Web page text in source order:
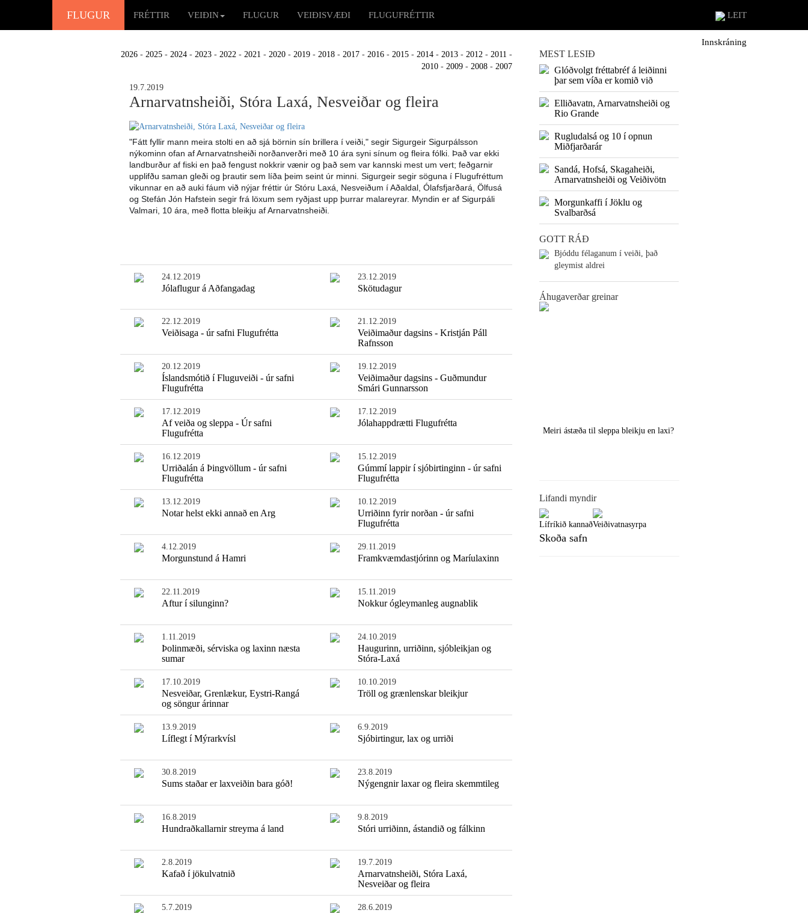
FLUGUR FRÉTTIR VEIÐIN FLUGUR VEIÐISVÆÐI FLUGUFRÉTTIR LEIT
Innskráning
2026 - 2025 - 2024 - 2023 - 2022 - 2021 - 2020 - 2019 - 2018 - 2017 - 2016 - 2015 - 2014 - 2013 - 2012 - 2011 -
2010 - 2009 - 2008 - 2007
19.7.2019
Arnarvatnsheiði, Stóra Laxá, Nesveiðar og fleira
"Fátt fyllir mann meira stolti en að sjá börnin sín brillera í veiði," segir Sigurgeir Sigurpálsson
nýkominn ofan af Arnarvatnsheiði norðanverðri með 10 ára syni sínum og fleira fólki. Það var ekki
landburður af fiski en það fengust nokkrir vænir og það sem var kannski mest um vert; feðgarnir
upplifðu saman gleði og þrautir sem líða þeim seint úr minni. Sigurgeir segir söguna í Flugufréttum
vikunnar en að auki fáum við nýjar fréttir úr Stóru Laxá, Nesveiðum í Aðaldal, Ólafsfjarðará, Ölfusá
og Stefán Jón Hafstein segir frá löxum sem ryðjast upp þurrar malareyrar. Myndin er af Sigurpáli
Valmari, 10 ára, með flotta bleikju af Arnarvatnsheiði.
24.12.2019
Jólaflugur á Aðfangadag
23.12.2019
Skötudagur
22.12.2019
Veiðisaga - úr safni Flugufrétta
21.12.2019
Veiðimaður dagsins - Kristján Páll
Rafnsson
20.12.2019
Íslandsmótið í Fluguveiði - úr safni
Flugufrétta
19.12.2019
Veiðimaður dagsins - Guðmundur
Smári Gunnarsson
17.12.2019
Af veiða og sleppa - Úr safni
Flugufrétta
17.12.2019
Jólahappdrætti Flugufrétta
16.12.2019
Urriðalán á Þingvöllum - úr safni
Flugufrétta
15.12.2019
Gúmmí lappir í sjóbirtinginn - úr safni
Flugufrétta
13.12.2019
Notar helst ekki annað en Arg
10.12.2019
Urriðinn fyrir norðan - úr safni
Flugufrétta
4.12.2019
Morgunstund á Hamri
29.11.2019
Framkvæmdastjórinn og Maríulaxinn
22.11.2019
Aftur í silunginn?
15.11.2019
Nokkur ógleymanleg augnablik
1.11.2019
Þolinmæði, sérviska og laxinn næsta
sumar
24.10.2019
Haugurinn, urriðinn, sjóbleikjan og
Stóra-Laxá
17.10.2019
Nesveiðar, Grenlækur, Eystri-Rangá
og söngur árinnar
10.10.2019
Tröll og grænlenskar bleikjur
13.9.2019
Líflegt í Mýrarkvísl
6.9.2019
Sjóbirtingur, lax og urriði
30.8.2019
Sums staðar er laxveiðin bara góð!
23.8.2019
Nýgengnir laxar og fleira skemmtileg
16.8.2019
Hundraðkallarnir streyma á land
9.8.2019
Stóri urriðinn, ástandið og fálkinn
2.8.2019
Kafað í jökulvatnið
19.7.2019
Arnarvatnsheiði, Stóra Laxá,
Nesveiðar og fleira
5.7.2019 28.6.2019
MEST LESIÐ
Glóðvolgt fréttabréf á leiðinni
þar sem víða er komið við
Elliðavatn, Arnarvatnsheiði og
Rio Grande
Rugludalsá og 10 í opnun
Miðfjarðarár
Sandá, Hofsá, Skagaheiði,
Arnarvatnsheiði og Veiðivötn
Morgunkaffi í Jöklu og
Svalbarðsá
GOTT RÁÐ
Bjóddu félaganum í veiði, það
gleymist aldrei
Áhugaverðar greinar
Einfaldasta fiskisúpan Meiri ástæða til sleppa bleikju en laxi?
Lifandi myndir
Lífríkið kannaðVeiðivatnasyrpa
Skoða safn